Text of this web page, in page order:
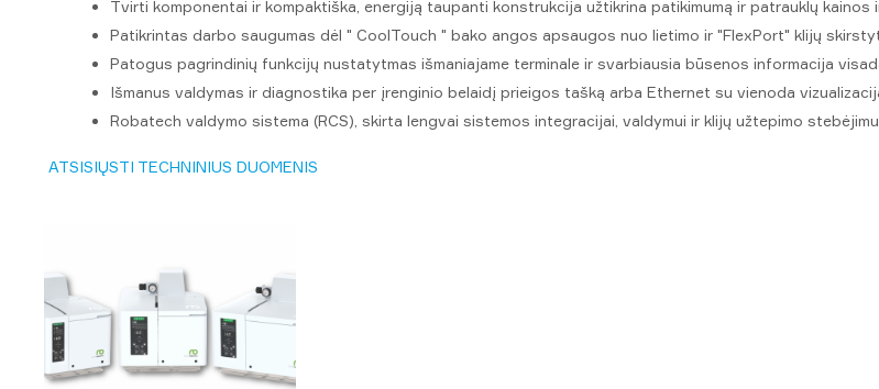
Tvirti komponentai ir kompaktiška, energiją taupanti konstrukcija užtikrina patikimumą ir patrauklų kainos
Patikrintas darbo saugumas dėl " CoolTouch " bako angos apsaugos nuo lietimo ir "FlexPort" klijų
Patogus pagrindinių funkcijų nustatytmas išmaniajame terminale ir svarbiausia būsenos informacija
Išmanus valdymas ir diagnostika per įrenginio belaidį prieigos tašką arba Ethernet su vienoda
Robatech valdymo sistema (RCS), skirta lengvai sistemos integracijai, valdymui ir klijų užtepimo
ATSISIŲSTI TECHNINIUS DUOMENIS